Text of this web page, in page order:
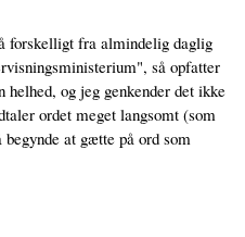
forskelligt fra almindelig daglig
så opfatter
og jeg genkender det ikke
ordet meget langsomt (som
at gætte på ord som